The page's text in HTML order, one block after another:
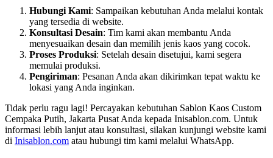
Hubungi Kami: Sampaikan kebutuhan Anda melalui kontak
yang tersedia di website.
Konsultasi Desain: Tim kami akan membantu Anda
menyesuaikan desain dan memilih jenis kaos yang cocok.
Proses Produksi: Setelah desain disetujui, kami segera
memulai produksi.
Pengiriman: Pesanan Anda akan dikirimkan tepat waktu ke
lokasi yang Anda inginkan.
Tidak perlu ragu lagi! Percayakan kebutuhan Sablon Kaos Custom
Cempaka Putih, Jakarta Pusat Anda kepada Inisablon.com. Untuk
informasi lebih lanjut atau konsultasi, silakan kunjungi website kami
di Inisablon.com atau hubungi tim kami melalui WhatsApp.